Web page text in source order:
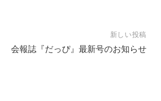
新しい投稿
会報誌『だっぴ』最新号のお知らせ